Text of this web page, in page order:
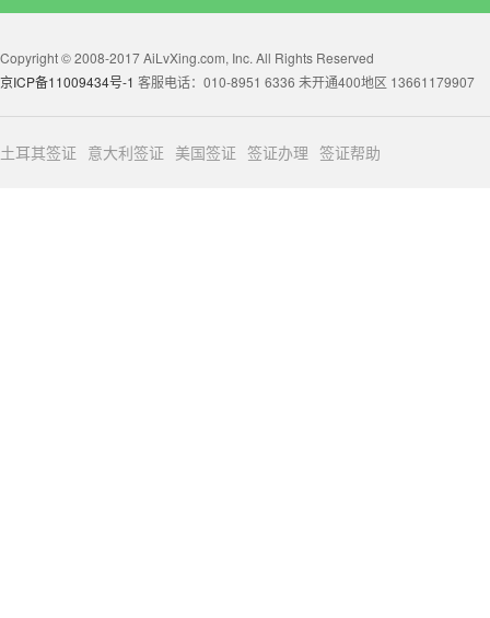
Copyright © 2008-2017 AiLvXing.com, Inc. All Rights Reserved
京ICP备11009434号-1 客服电话：010-8951 6336 未开通400地区 13661179907
土耳其签证 意大利签证 美国签证 签证办理 签证帮助